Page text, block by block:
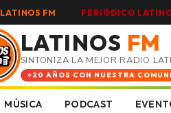
LATINOS FM PERIÓDICO
LATINOS FM
SINTONIZA LA MEJOR RADIO
+20 AÑOS CON NUESTRA
MÚSICA PODCAST